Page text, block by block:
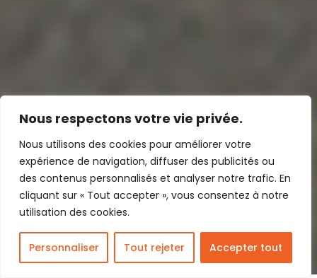
Nous respectons votre vie privée.
Nous utilisons des cookies pour améliorer votre
expérience de navigation, diffuser des publicités ou
des contenus personnalisés et analyser notre trafic. En
cliquant sur « Tout accepter », vous consentez à notre
utilisation des cookies.
Personnaliser Tout rejeter Accepter tout